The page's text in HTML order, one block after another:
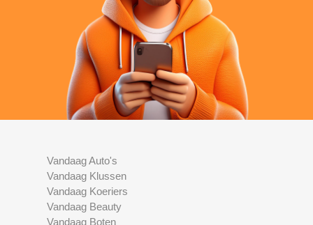
Vandaag Auto's
Vandaag Klussen
Vandaag Koeriers
Vandaag Beauty
Vandaag Boten